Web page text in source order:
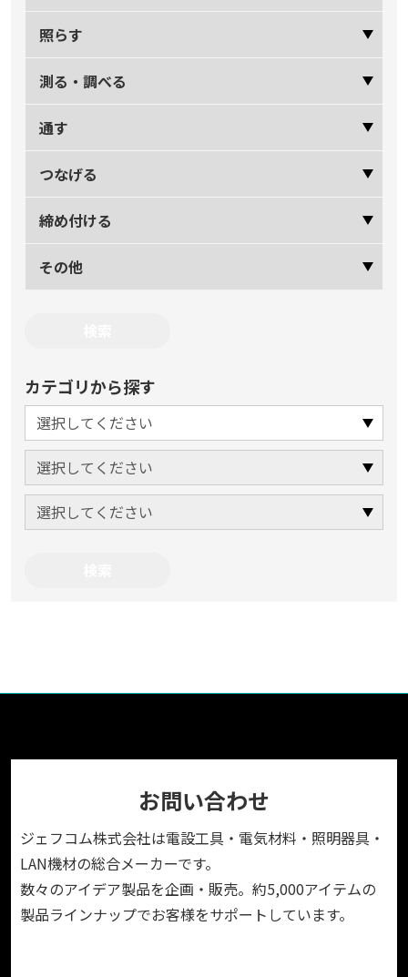
照らす
測る・調べる
通す
つなげる
締め付ける
その他
カテゴリから探す
お問い合わせ
ジェフコム株式会社は電設工具・電気材料・照明器具・
LAN機材の総合メーカーです。
数々のアイデア製品を企画・販売。約5,000アイテムの
製品ラインナップでお客様をサポートしています。